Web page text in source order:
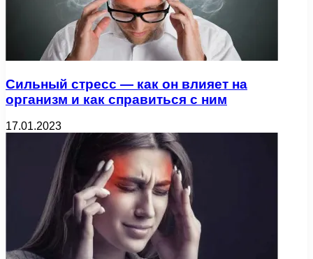
Сильный стресс — как он влияет на
организм и как справиться с ним
17.01.2023